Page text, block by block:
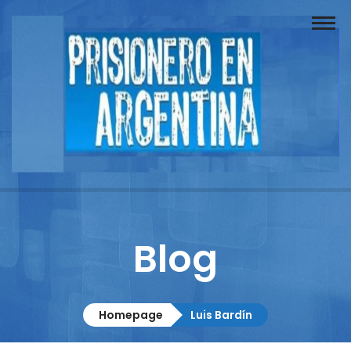
Buscador
Documentos
Columnistas
Contacto
Blog
Homepage Luis Bardín